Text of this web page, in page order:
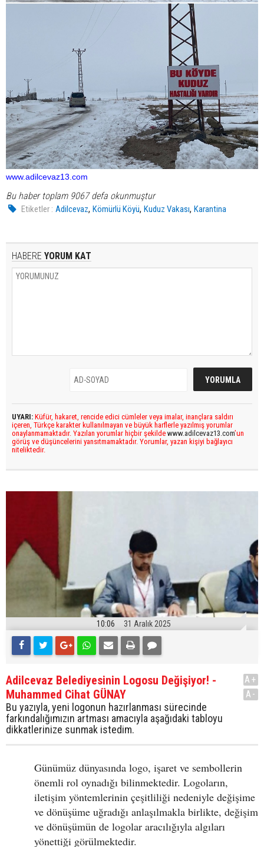
www.adilcevaz13.com
Bu haber toplam 9067 defa okunmuştur
Etiketler : Adilcevaz,Kömürlü Köyü,Kuduz Vakası,Karantina
HABERE YORUM KAT
UYARI: Küfür, hakaret, rencide edici cümleler veya imalar, inançlara saldırı
içeren, Türkçe karakter kullanılmayan ve büyük harflerle yazılmış yorumlar
onaylanmamaktadır. Yazılan yorumlar hiçbir şekilde www.adilcevaz13.com’un
görüş ve düşüncelerini yansıtmamaktadır. Yorumlar, yazan kişiyi bağlayıcı
niteliktedir.
10:06 31 Aralık 2025
Adilcevaz Belediyesinin Logosu Değişiyor! -
Muhammed Cihat GÜNAY
Bu yazıyla, yeni logonun hazırlanması sürecinde
farkındalığımızın artması amacıyla aşağıdaki tabloyu
dikkatlerinize sunmak istedim.
A+
A-
Günümüz dünyasında logo, işaret ve sembollerin
önemli rol oynadığı bilinmektedir. Logoların,
iletişim yöntemlerinin çeşitliliği nedeniyle değişime
ve dönüşüme uğradığı anlaşılmakla birlikte, değişim
ve dönüşümün de logolar aracılığıyla algıları
yönettiği görülmektedir.